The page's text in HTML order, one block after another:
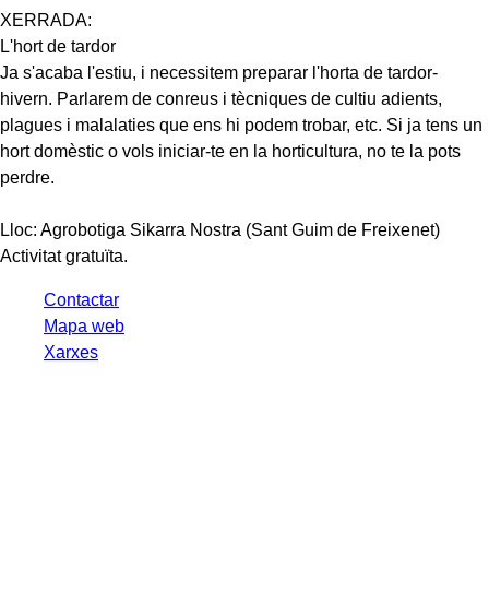
XERRADA:
L'hort de tardor
Ja s'acaba l'estiu, i necessitem preparar l'horta de tardor-
hivern. Parlarem de conreus i tècniques de cultiu adients,
plagues i malalaties que ens hi podem trobar, etc. Si ja tens un
hort domèstic o vols iniciar-te en la horticultura, no te la pots
perdre.
Lloc: Agrobotiga Sikarra Nostra (Sant Guim de Freixenet)
Activitat gratuïta.
Contactar
Mapa web
Xarxes